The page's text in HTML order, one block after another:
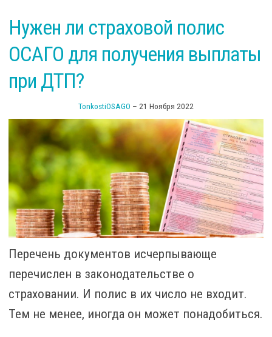
Нужен ли страховой полис
ОСАГО для получения выплаты
при ДТП?
TonkostiOSAGO – 21 Ноября 2022
Перечень документов исчерпывающе
перечислен в законодательстве о
страховании. И полис в их число не входит.
Тем не менее, иногда он может понадобиться.